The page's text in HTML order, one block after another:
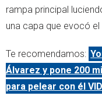
rampa principal
una capa que evocó
Te recomendamos:
Álvarez y pone 200
para pelear con él